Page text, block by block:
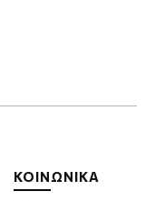
ΚΟΙΝΩΝΙΚΑ